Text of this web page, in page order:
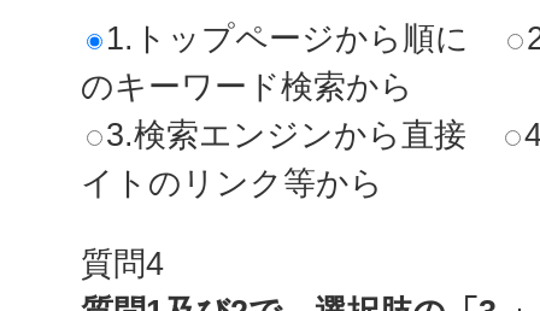
1.トップページから順に
のキーワード検索から
3.検索エンジンから直接
イトのリンク等から
質問4